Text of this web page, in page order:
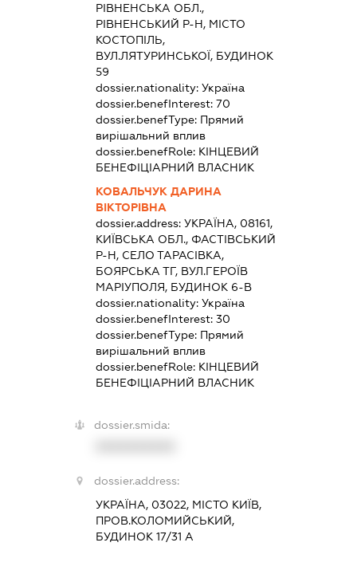
РІВНЕНСЬКА ОБЛ.,
РІВНЕНСЬКИЙ Р-Н, МІСТО
КОСТОПІЛЬ,
ВУЛ.ЛЯТУРИНСЬКОЇ, БУДИНОК
59
dossier.nationality:Україна
dossier.benefInterest:70
dossier.benefType: Прямий
вирішальний вплив
dossier.benefRole: КІНЦЕВИЙ
БЕНЕФІЦІАРНИЙ ВЛАСНИК
КОВАЛЬЧУК ДАРИНА
ВІКТОРІВНА
dossier.address:УКРАЇНА, 08161,
КИЇВСЬКА ОБЛ., ФАСТІВСЬКИЙ
Р-Н, СЕЛО ТАРАСІВКА,
БОЯРСЬКА ТГ, ВУЛ.ГЕРОЇВ
МАРІУПОЛЯ, БУДИНОК 6-В
dossier.nationality:Україна
dossier.benefInterest:30
dossier.benefType: Прямий
вирішальний вплив
dossier.benefRole: КІНЦЕВИЙ
БЕНЕФІЦІАРНИЙ ВЛАСНИК
dossier.smida:
dossier.address:
УКРАЇНА, 03022, МІСТО КИЇВ,
ПРОВ.КОЛОМИЙСЬКИЙ,
БУДИНОК 17/31 А